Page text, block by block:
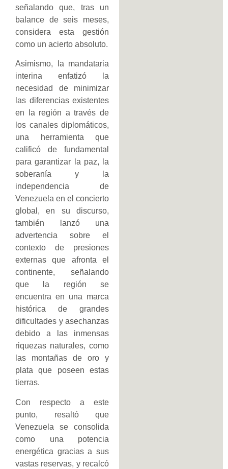
señalando que, tras un
balance de seis meses,
considera esta gestión
como un acierto absoluto.
Asimismo, la mandataria
interina enfatizó la
necesidad de minimizar
las diferencias existentes
en la región a través de
los canales diplomáticos,
una herramienta que
calificó de fundamental
para garantizar la paz, la
soberanía y la
independencia de
Venezuela en el concierto
global, en su discurso,
también lanzó una
advertencia sobre el
contexto de presiones
externas que afronta el
continente, señalando
que la región se
encuentra en una marca
histórica de grandes
dificultades y asechanzas
debido a las inmensas
riquezas naturales, como
las montañas de oro y
plata que poseen estas
tierras.
Con respecto a este
punto, resaltó que
Venezuela se consolida
como una potencia
energética gracias a sus
vastas reservas, y recalcó